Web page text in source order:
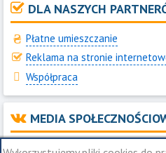
DLA NASZYCH
Płatne umieszczanie
Reklama na stronie
Współpraca
MEDIA
Jesteśmy na Instagram